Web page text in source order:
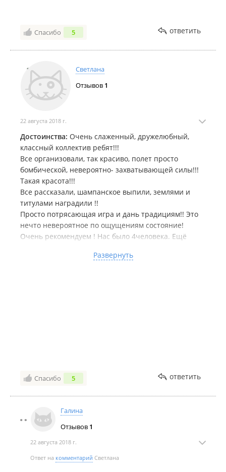
Спасибо 5 ответить
Светлана
Отзывов 1
22 августа 2018 г.
Достоинства: Очень слаженный, дружелюбный,
классный коллектив ребят!!!
Все организовали, так красиво, полет просто
бомбической, невероятно- захватывающей силы!!!
Такая красота!!!
Все рассказали, шампанское выпили, землями и
титулами наградили !!
Просто потрясающая игра и дань традициям!! Это
нечто невероятное по ощущениям состояние!
Очень рекомендуем ! Нас было 4человека. Ещё
возвращаться именно к таким коллективам.
Развернуть
Спасибо 5 ответить
Галина
Отзывов 1
22 августа 2018 г.
Ответ на комментарий Светлана